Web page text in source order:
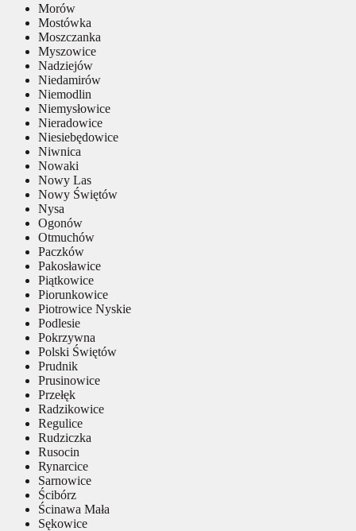
Morów
Mostówka
Moszczanka
Myszowice
Nadziejów
Niedamirów
Niemodlin
Niemysłowice
Nieradowice
Niesiebędowice
Niwnica
Nowaki
Nowy Las
Nowy Świętów
Nysa
Ogonów
Otmuchów
Paczków
Pakosławice
Piątkowice
Piorunkowice
Piotrowice Nyskie
Podlesie
Pokrzywna
Polski Świętów
Prudnik
Prusinowice
Przełęk
Radzikowice
Regulice
Rudziczka
Rusocin
Rynarcice
Sarnowice
Ścibórz
Ścinawa Mała
Sękowice